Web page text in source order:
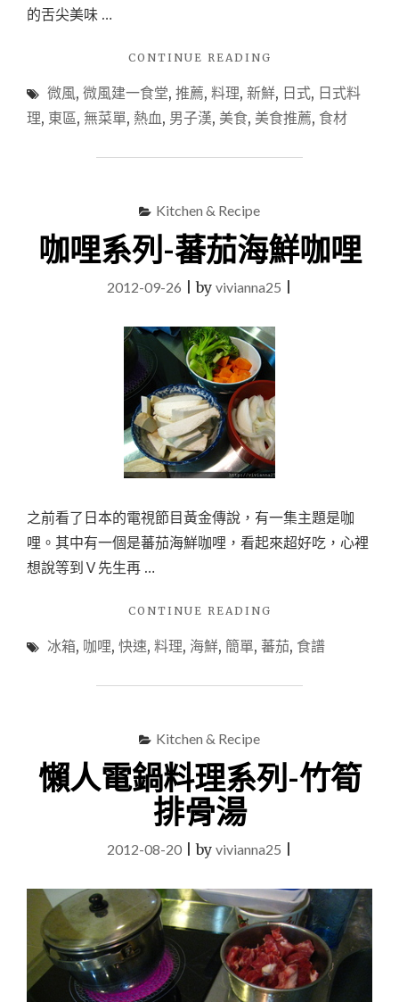
好
吃
的舌尖美味 …
CONTINUE READING
無
菜
台
北】
微
一
食
微風, 微風建一食堂, 推薦, 料理, 新鮮, 日式, 日式料
理, 東區, 無菜單, 熱血, 男子漢, 美食, 美食推薦, 食材
Kitchen & Recipe
咖哩系列-蕃茄海鮮咖哩
2012-09-26 |by vivianna25
之前看了日本的電視節目黃金傳說，有一集主題是咖
哩。其中有一個是蕃茄海鮮咖哩，看起來超好吃，心裡
想說等到Ｖ先生再 …
CONTINUE READING
系
蕃
咖
哩"
冰箱, 咖哩, 快速, 料理, 海鮮, 簡單, 蕃茄, 食譜
Kitchen & Recipe
懶人電鍋料理系列-竹筍
排骨湯
2012-08-20 |by vivianna25